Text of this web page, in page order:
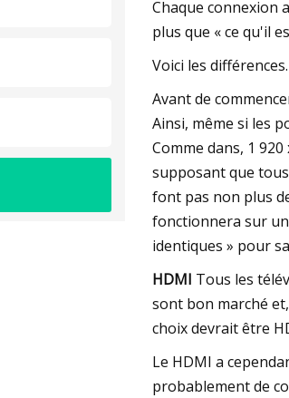
Chaque connexion
plus que « ce qu'il
Voici les différences.
Avant de
Ainsi, même si les
Comme dans, 1
supposant que
font pas non plus
fonctionnera sur
identiques » pour
HDMI Tous les
sont bon marché
choix devrait être
Le HDMI a
probablement de